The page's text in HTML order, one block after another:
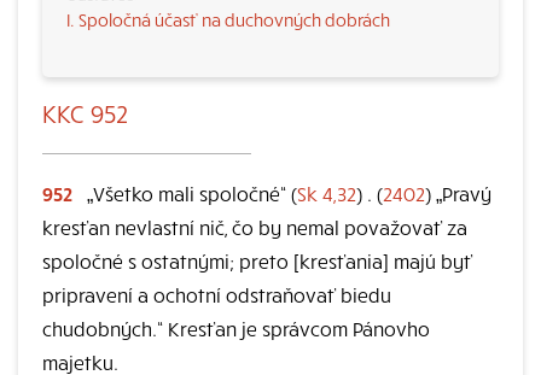
I. Spoločná účasť na duchovných dobrách
KKC 952
952 „Všetko mali spoločné“ (Sk 4,32) . (2402) „Pravý
kresťan nevlastní nič, čo by nemal považovať za
spoločné s ostatnými; preto [kresťania] majú byť
pripravení a ochotní odstraňovať biedu
chudobných.“ Kresťan je správcom Pánovho
majetku.